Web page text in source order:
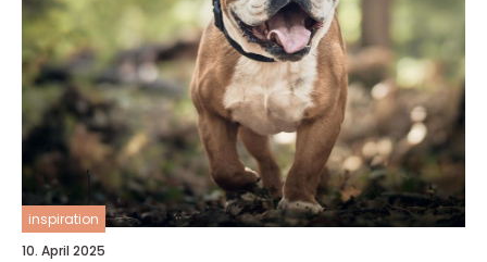
inspiration
10. April 2025